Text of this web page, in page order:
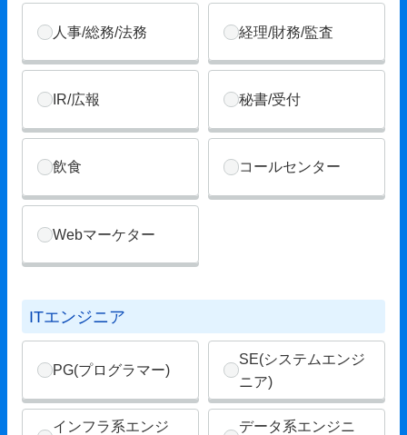
人事/総務/法務 経理/財務/監査
IR/広報 秘書/受付
飲食 コールセンター
Webマーケター
ITエンジニア
PG(プログラマー)
SE(システムエンジ
ニア)
インフラ系エンジ
データ系エンジニ